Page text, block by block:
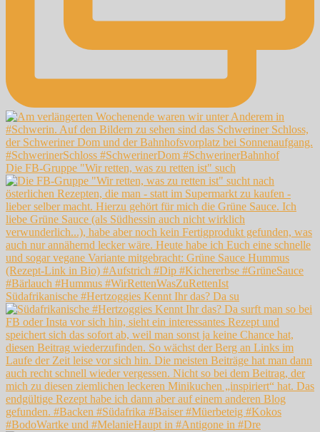
Die FB-Gruppe "Wir retten, was zu retten ist" such
Südafrikanische #Hertzoggies Kennt Ihr das? Da su
#BodoWartke und #MelanieHaupt in #Antigone in #Dre